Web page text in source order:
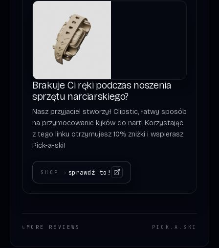
Brakuje Ci ręki podczas noszenia
sprzętu narciarskiego?
Nasz przyjaciel stworzył Clipstic, łatwy sposób
na przymocowanie kijków do nart! Korzystając
z tego linku otrzymujesz 10% zniżki i wspierasz
Pick-a-ski!
SHOP › sprawdź to!
↳ MORE REVIEWS PICK . A . SKI